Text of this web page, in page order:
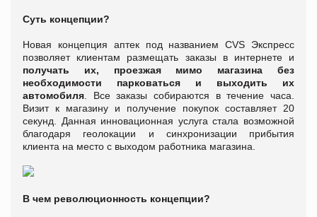
Суть концепции?
Новая концепция аптек под названием CVS Экспресс
позволяет клиентам размещать заказы в интернете и
получать их, проезжая мимо магазина без
необходимости парковаться и выходить их
автомобиля . Все заказы собираются в течение часа.
Визит к магазину и получение покупок составляет 20
секунд. Данная инновационная услуга стала возможной
благодаря геолокации и синхронизации прибытия
клиента на место с выходом работника магазина.
В чем революционность концепции?